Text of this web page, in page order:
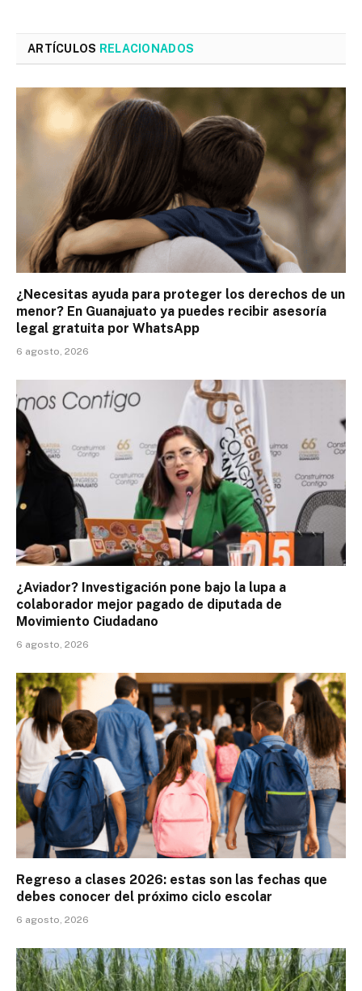
ARTÍCULOS RELACIONADOS
¿Necesitas ayuda para proteger los derechos de un
menor? En Guanajuato ya puedes recibir asesoría
legal gratuita por WhatsApp
6 agosto, 2026
¿Aviador? Investigación pone bajo la lupa a
colaborador mejor pagado de diputada de
Movimiento Ciudadano
6 agosto, 2026
Regreso a clases 2026: estas son las fechas que
debes conocer del próximo ciclo escolar
6 agosto, 2026